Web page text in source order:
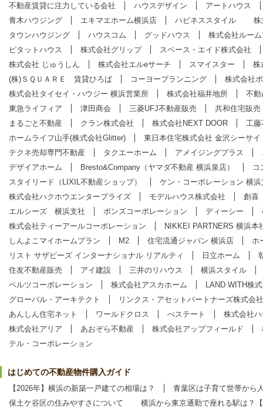
不動産賃貸に注力している会社 ハウスデザイン
アートハウス
青木ハウジング
エキマエホーム横浜店 ハピネススタイル
株
タウンハウジング
ハウスコム グッドハウス
株式会社ルー
ピタットハウス
株式会社グリップ
スペース・エイド株式会社
株式会社 じゅうしん
株式会社エルeサーチ スマイスター
株
(株)ＳＱＵＡＲＥ 賃貸ひろば
コーヨープランニング
株式会社
株式会社タイセイ・ハウジー 横浜営業所
株式会社福井地所
不動
東急ライフィア
津田商会 三菱UFJ不動産販売
共和住宅販売
まるごと不動産
クラン株式会社 株式会社NEXT DOOR
工藤
ホームライフ山手(株式会社Glitter)
東日本住宅株式会社 金沢シーサイ
テクネ売却専門不動産
タクエーホーム アメイジングプラス
デザイアホーム
Bresto&Company（ヤマダ不動産 横浜泉店）
コ
スタイリード（LIXIL不動産ショップ）
ケン・コーポレーション 横浜
株式会社ハクホウエンタープライズ
モデルハウス株式会社
創喜
エルシーズ 横浜支社
ボンズコーポレーション ディーシー
株式会社ティーアールコーポレーション
NIKKEI PARTNERS 横浜本
しんよこマイホームプラン
M2 住宅流通ジャパン 横浜店
ホ
リスト サザビーズ インターナショナル リアルティ
日立ホーム
住友不動産販売
アイ建設 三井のリハウス
横浜スタイル
ベルツコーポレーション
株式会社アスカホーム
LAND WITH株
グローバル・アーキテクト
リンクス・アセットパートナーズ株式会社
あんしん住宅ネット
ワールドクロス べステート
株式会社
株式会社アリア
あおぞら不動産 株式会社アップフィールド
テル・コーポレーション
はじめての不動産物件購入ガイド
【2026年】横浜の新築一戸建ての相場は？
青葉区は子育て世帯から
保土ケ谷区の住みやすさについて
横浜から東京通勤で座れる駅は？